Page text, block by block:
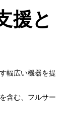
援と
幅広い機器を提
含む、フルサー